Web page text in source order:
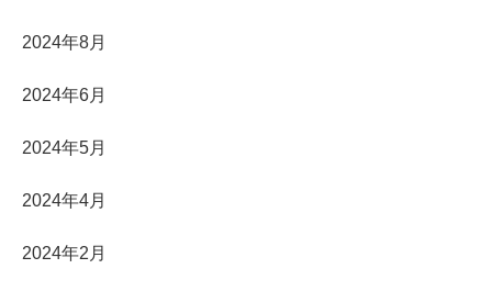
2024年8月
2024年6月
2024年5月
2024年4月
2024年2月